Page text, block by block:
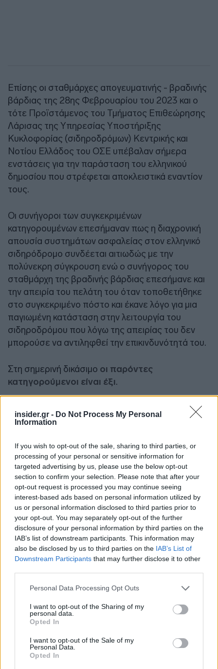
insider.gr - Do Not Process My Personal
Information
If you wish to opt-out of the sale, sharing to third parties, or
processing of your personal or sensitive information for
targeted advertising by us, please use the below opt-out
section to confirm your selection. Please note that after your
opt-out request is processed you may continue seeing
interest-based ads based on personal information utilized by
us or personal information disclosed to third parties prior to
your opt-out. You may separately opt-out of the further
disclosure of your personal information by third parties on the
IAB’s list of downstream participants. This information may
also be disclosed by us to third parties on the IAB’s List of
Downstream Participants that may further disclose it to other
Please note that this website/app uses one or more Google
not limited to your visit or usage behaviour. You may click to
grant or deny consent to Google and its third-party tags to
use your data for below specified purposes in below Google
consent section.
Personal Data Processing Opt Outs
I want to opt-out of the Sharing of my
personal data.
Opted In
I want to opt-out of the Sale of my
Personal Data.
Opted In
Επίσης οι σταθμάρχες απογευματινής - βραδινής
βάρδιας της 28ης Φεβρουαρίου του 2023 και ο
τότε Προϊστάμενος του Τμήματος Επιθεώρησης
Λάρισας της Υπηρεσίας Υποστήριξης
Κυκλοφορίας (σιδηροδρόμων) Κεντρικής και
Νοτίου Ελλάδος του ΟΣΕ υπέβαλαν σήμερα
ενστάσεις για την παράσταση του ελληνικού
δημοσίου που στρέφεται αποκλειστικά εναντίον
τους.
Οι συνήγοροι των συγκεκριμένων
κατηγορουμένων επεσήμαναν πως η διαχρονική
απουσία συστημάτων ασφαλείας στον ελληνικό
σιδηρόδρομο συνδέεται αιτιωδώς με την
πολύνεκρη σύγκρουση ενώ ο συνήγορος του
σταθμάρχη της βραδινής βάρδιας επεσήμανε και
την απειρία του πελάτη του όταν τοποθετήθηκε
στο συγκεκριμένο πόστο και έκανε λόγο για μια
παγιωμένη κατάσταση στην λειτουργία του
σιδηροδρόμου που λόγω της απειρίας του δεν
μπορούσε να αντιληφθεί την επικινδυνότητά του.
Στη σημερινή δικάσιμο οι παρόντες
κατηγορούμενοι είναι έξι.